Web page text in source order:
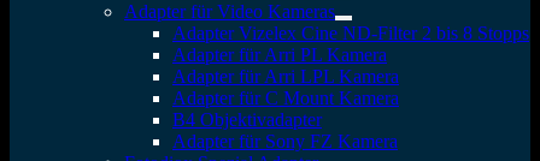
Adapter für Video Kameras
Adapter Vizelex Cine ND-Filter 2 bis 8 Stopps
Adapter für Arri PL Kamera
Adapter für Arri LPL Kamera
Adapter für C Mount Kamera
B4 Objektivadapter
Adapter für Sony FZ Kamera